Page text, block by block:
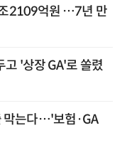
2109억원 …7년 만
'상장 GA'로 쏠렸
막는다…'보험·GA